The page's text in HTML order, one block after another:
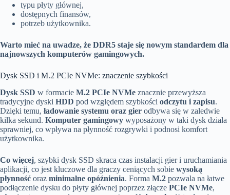
typu płyty głównej,
dostępnych finansów,
potrzeb użytkownika.
Warto mieć na uwadze, że DDR5 staje się nowym standardem dla
najnowszych komputerów gamingowych.
Dysk SSD i M.2 PCIe NVMe: znaczenie szybkości
Dysk SSD w formacie M.2 PCIe NVMe znacznie przewyższa
tradycyjne dyski HDD pod względem szybkości odczytu i zapisu.
Dzięki temu, ładowanie systemu oraz gier odbywa się w zaledwie
kilka sekund. Komputer gamingowy wyposażony w taki dysk działa
sprawniej, co wpływa na płynność rozgrywki i podnosi komfort
użytkownika.
Co więcej, szybki dysk SSD skraca czas instalacji gier i uruchamiania
aplikacji, co jest kluczowe dla graczy ceniących sobie wysoką
płynność oraz minimalne opóźnienia. Forma M.2 pozwala na łatwe
podłączenie dysku do płyty głównej poprzez złącze PCIe NVMe,